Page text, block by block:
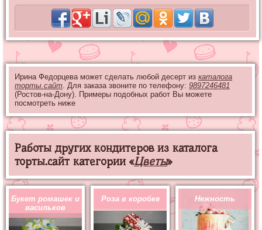
Ирина Федорцева может сделать любой десерт из каталога
торты.сайт. Для заказа звоните по телефону: 9897246481
(Ростов-на-Дону). Примеры подобных работ Вы можете
посмотреть ниже
Работы других кондитеров из каталога
торты.сайт категории «Цветы»
Букет ромашек и
васильков
Роза в коробке Нежность